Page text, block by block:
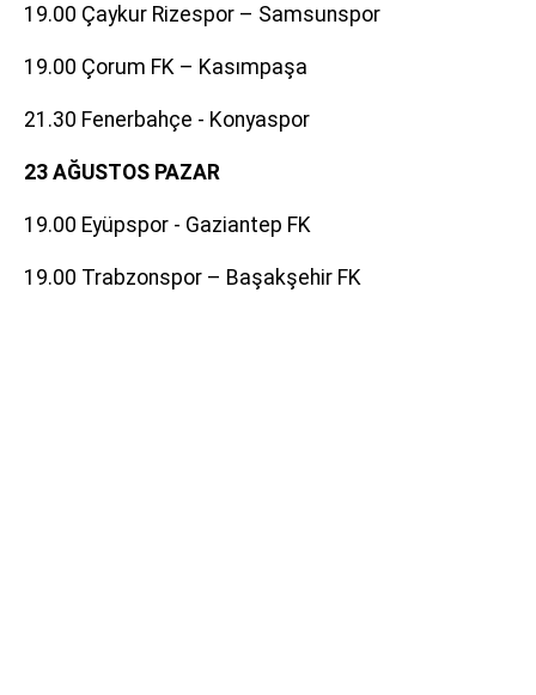
19.00 Çaykur Rizespor – Samsunspor
19.00 Çorum FK – Kasımpaşa
21.30 Fenerbahçe - Konyaspor
23 AĞUSTOS PAZAR
19.00 Eyüpspor - Gaziantep FK
19.00 Trabzonspor – Başakşehir FK